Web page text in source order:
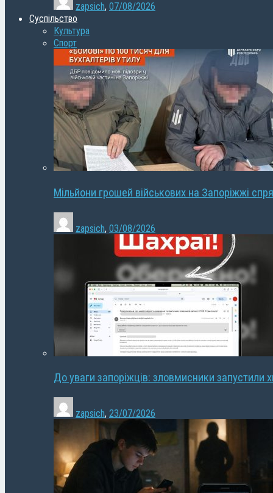
zapsich, 07/08/2026
Суспільство
Культура
Спорт
Мільйони грошей військових на Запоріжжі
zapsich, 03/08/2026
До уваги запоріжців: зловмисники запустили
zapsich, 23/07/2026